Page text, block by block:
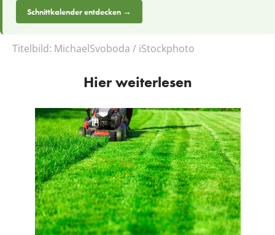
Schnittkalender entdecken →
Titelbild: MichaelSvoboda / iStockphoto
Hier weiterlesen